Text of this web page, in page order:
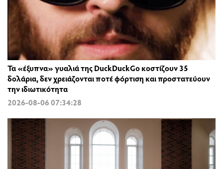
Τα «έξυπνα» γυαλιά της DuckDuckGo κοστίζουν 35
δολάρια, δεν χρειάζονται ποτέ φόρτιση και προστατεύουν
την ιδιωτικότητα
2026-08-06 07:34:28